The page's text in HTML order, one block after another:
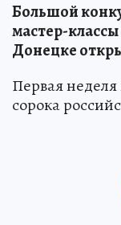
Большой
мастер-
Донецке
Первая
сорока